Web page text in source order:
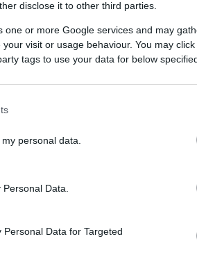
disclose it to other third parties.
one or more Google services and may
visit or usage behaviour. You may
tags to use your data for below
personal data.
Data.
Data for Targeted
idén némileg szigorodtak. Különösen
akik idő előtt nyúlnak a TBSZ-en